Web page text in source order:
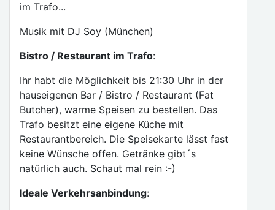
im Trafo...
Musik mit DJ Soy (München)
Bistro / Restaurant im Trafo:
Ihr habt die Möglichkeit bis 21:30 Uhr in der
hauseigenen Bar / Bistro / Restaurant (Fat
Butcher), warme Speisen zu bestellen. Das
Trafo besitzt eine eigene Küche mit
Restaurantbereich. Die Speisekarte lässt fast
keine Wünsche offen. Getränke gibt´s
natürlich auch. Schaut mal rein :-)
Ideale Verkehrsanbindung: